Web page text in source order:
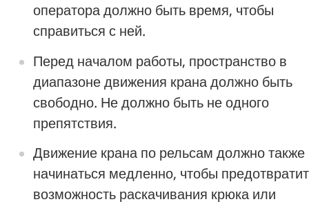
оператора должно быть время, чтобы
справиться с ней.
Перед началом работы, пространство в
диапазоне движения крана должно быть
свободно. Не должно быть не одного
препятствия.
Движение крана по рельсам должно также
начинаться медленно, чтобы
возможность раскачивания крюка или